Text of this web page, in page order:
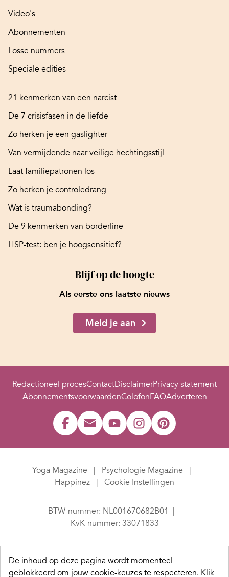
Video's
Abonnementen
Losse nummers
Speciale edities
21 kenmerken van een narcist
De 7 crisisfasen in de liefde
Zo herken je een gaslighter
Van vermijdende naar veilige hechtingsstijl
Laat familiepatronen los
Zo herken je controledrang
Wat is traumabonding?
De 9 kenmerken van borderline
HSP-test: ben je hoogsensitief?
Blijf op de hoogte
Als eerste ons laatste nieuws
Meld je aan
Redactioneel procesContactDisclaimerPrivacy statement
AbonnementsvoorwaardenColofonFAQAdverteren
Yoga Magazine
Psychologie Magazine
Happinez
Cookie Instellingen
BTW-nummer: NL001670682B01
KvK-nummer: 33071833
De inhoud op deze pagina wordt momenteel
geblokkeerd om jouw cookie-keuzes te respecteren. Klik